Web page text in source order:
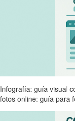
Infografía: guía visual
fotos online: guía para